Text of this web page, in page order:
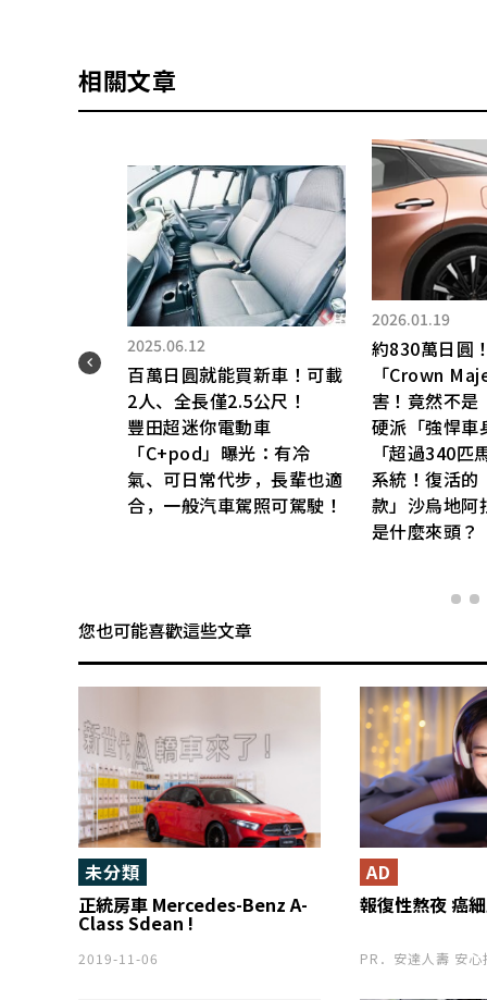
相關文章
2025.06.12
百萬日圓就能買新車！可載
2人、全長僅2.5公尺！
豐田超迷你電動車
「C+pod」曝光：有冷
氣、可日常代步，長輩也適
合，一般汽車駕照可駕駛！
2026.01.19
約830萬日圓
「Crown
害！竟然不是
硬派「強悍車
「超過340匹
系統！復活的
款」沙烏地阿
是什麼來頭？
您也可能喜歡這些文章
正統房車 Mercedes-Benz A-
Class Sdean !
未分類
2019-11-06
報復性熬夜 癌
AD
PR．安達人壽 安心